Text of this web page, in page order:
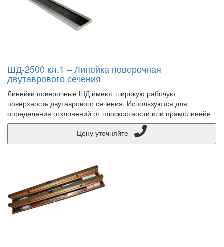
ШД-2500 кл.1 – Линейка поверочная
двутаврового сечения
Линейки поверочные ШД имеют широкую рабочую
поверхность двутаврового сечения. Используются для
определения отклонений от плоскостности или прямолинейн